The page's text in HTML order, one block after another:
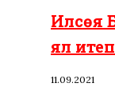
Илсөя
ял
11.09.2021